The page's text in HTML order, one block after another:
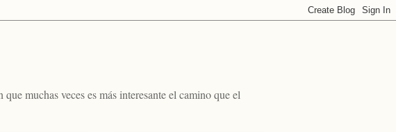
muchas veces es más interesante el camino que el